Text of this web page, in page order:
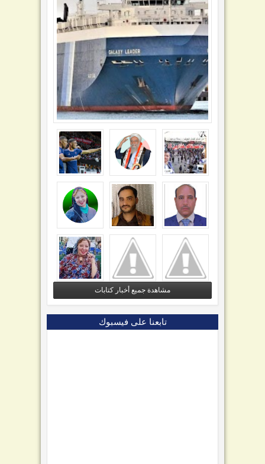
مشاهدة جميع أخبار كتابات
تابعنا على فيسبوك